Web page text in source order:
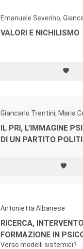
Emanuele Severino,
VALORI E NICHILISMO
Giancarlo Trentini, Maria
IL PRI, L'IMMAGINE
DI UN PARTITO
Antonietta Albanese
RICERCA,
FORMAZIONE IN
Verso modelli sistemici?